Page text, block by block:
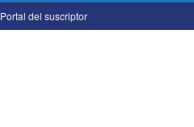
Portal del suscriptor